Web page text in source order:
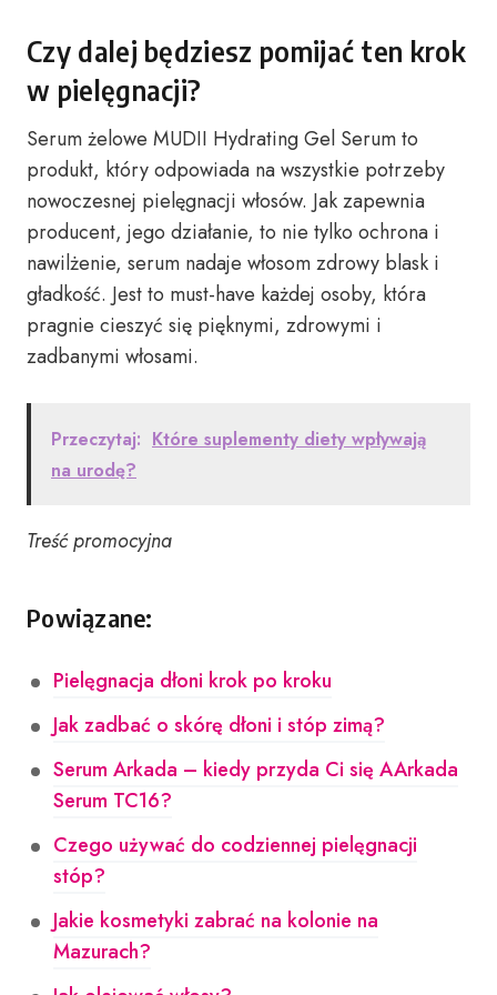
Czy dalej będziesz pomijać ten krok
w pielęgnacji?
Serum żelowe MUDII Hydrating Gel Serum to
produkt, który odpowiada na wszystkie potrzeby
nowoczesnej pielęgnacji włosów. Jak zapewnia
producent, jego działanie, to nie tylko ochrona i
nawilżenie, serum nadaje włosom zdrowy blask i
gładkość. Jest to must-have każdej osoby, która
pragnie cieszyć się pięknymi, zdrowymi i
zadbanymi włosami.
Przeczytaj: Które suplementy diety wpływają
na urodę?
Treść promocyjna
Powiązane:
Pielęgnacja dłoni krok po kroku
Jak zadbać o skórę dłoni i stóp zimą?
Serum Arkada – kiedy przyda Ci się AArkada
Serum TC16?
Czego używać do codziennej pielęgnacji
stóp?
Jakie kosmetyki zabrać na kolonie na
Mazurach?